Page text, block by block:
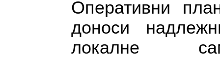
Оперативни
доноси
локалне